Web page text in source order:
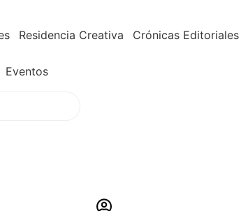
Residencia Creativa Crónicas Editoriales
Eventos